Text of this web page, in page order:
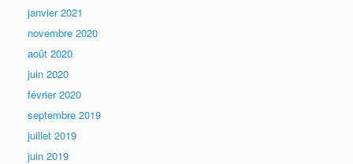
janvier 2021
novembre 2020
août 2020
juin 2020
février 2020
septembre 2019
juillet 2019
juin 2019